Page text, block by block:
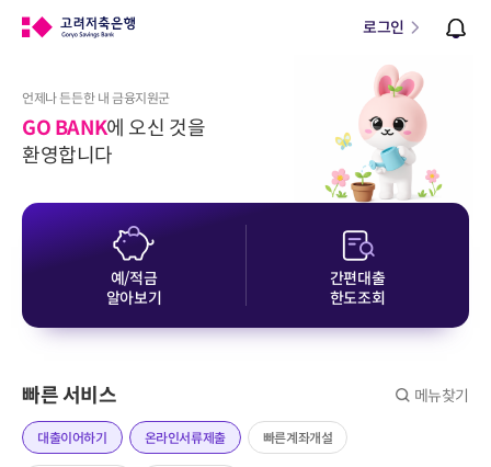
로그인
언제나 든든한 내 금융지원군
GO BANK에 오신 것을
환영합니다
예/적금
알아보기
간편대출
한도조회
빠른 서비스 메뉴찾기
대출이어하기 온라인서류제출 빠른계좌개설